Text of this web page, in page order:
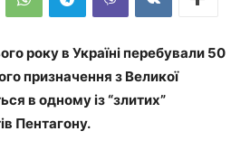
року в Україні перебували 50
призначення з Великої
в одному із “злитих”
Пентагону.